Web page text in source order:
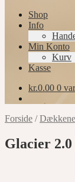
Shop
Info
Min Konto
Kurv
Kasse
kr.0.00 0
Forside /
Glacier 2.0